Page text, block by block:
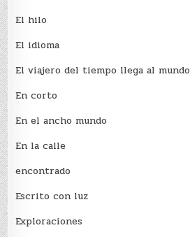
El hilo
El idioma
El viajero del tiempo llega al
En corto
En el ancho mundo
En la calle
encontrado
Escrito con luz
Exploraciones